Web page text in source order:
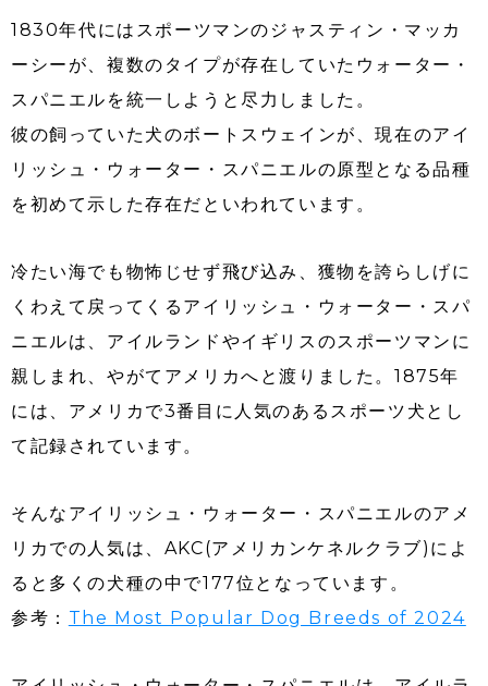
1830年代にはスポーツマンのジャスティン・マッカ
ーシーが、複数のタイプが存在していたウォーター・
スパニエルを統一しようと尽力しました。
彼の飼っていた犬のボートスウェインが、現在のアイ
リッシュ・ウォーター・スパニエルの原型となる品種
を初めて示した存在だといわれています。
冷たい海でも物怖じせず飛び込み、獲物を誇らしげに
くわえて戻ってくるアイリッシュ・ウォーター・スパ
ニエルは、アイルランドやイギリスのスポーツマンに
親しまれ、やがてアメリカへと渡りました。1875年
には、アメリカで3番目に人気のあるスポーツ犬とし
て記録されています。
そんなアイリッシュ・ウォーター・スパニエルのアメ
リカでの人気は、AKC(アメリカンケネルクラブ)によ
ると多くの犬種の中で177位となっています。
参考： The Most Popular Dog Breeds of 2024